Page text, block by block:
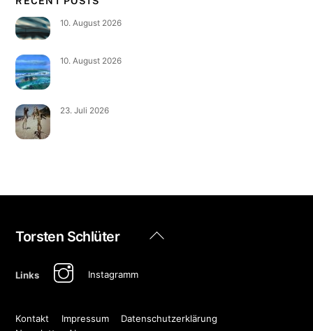
10. August 2026
10. August 2026
23. Juli 2026
Back
Torsten Schlüter
Links Instagramm
Kontakt Impressum
Datenschutzerklärung